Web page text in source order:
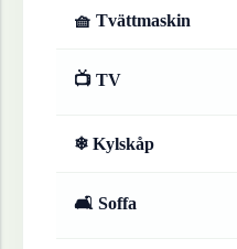
🧺 Tvättmaskin
📺 TV
❄ Kylskåp
🛋 Soffa